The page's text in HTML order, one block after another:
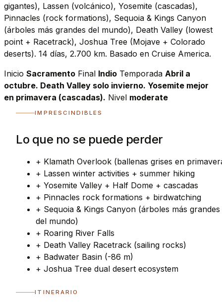
gigantes), Lassen (volcánico), Yosemite (cascadas),
Pinnacles (rock formations), Sequoia & Kings Canyon
(árboles más grandes del mundo), Death Valley (lowest
point + Racetrack), Joshua Tree (Mojave + Colorado
deserts). 14 días, 2.700 km. Basado en Cruise America.
Inicio Sacramento Final Indio Temporada Abril a
octubre. Death Valley solo invierno. Yosemite mejor
en primavera (cascadas). Nivel moderate
IMPRESCINDIBLES
Lo que no se puede perder
+ Klamath Overlook (ballenas grises en
+ Lassen winter activities + summer hiking
+ Yosemite Valley + Half Dome + cascadas
+ Pinnacles rock formations + birdwatching
+ Sequoia & Kings Canyon (árboles más grandes
del mundo)
+ Roaring River Falls
+ Death Valley Racetrack (sailing rocks)
+ Badwater Basin (-86 m)
+ Joshua Tree dual desert ecosystem
ITINERARIO